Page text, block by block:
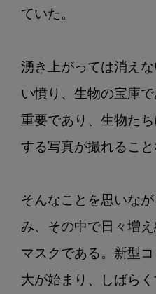
ていた。
湧き上がっては消え
い憤り、生物の宝庫
重要であり、生物た
する写真が撮れること
そんなことを思いな
み、その中で日々増
マスクである。新型
大が始まり、しばら